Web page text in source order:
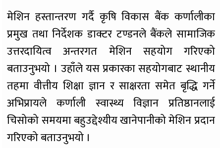
मेशिन हस्तान्तरण गर्दै कृषि विकास बैंक कर्णालीका
प्रमुख तथा निर्देशक डाक्टर टण्डनले बैंकले सामाजिक
उत्तरदायित्व अन्तरगत मेशिन सहयोग गरिएको
बताउनुभयो । उहाँले यस प्रकारका सहयोगबाट स्थानीय
तहमा वीत्तीय शिक्षा ज्ञान र साक्षरता समेत बृद्धि गर्ने
अभिप्रायले कर्णाली स्वास्थ्य विज्ञान प्रतिष्ठानलाई
चिसोको समयमा बहुउद्देश्यीय खानेपानीको मेशिन प्रदान
गरिएको बताउनुभयो ।